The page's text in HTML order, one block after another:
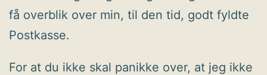
få overblik over min, til den tid, godt fyldte
Postkasse.
For at du ikke skal panikke over, at jeg ikke